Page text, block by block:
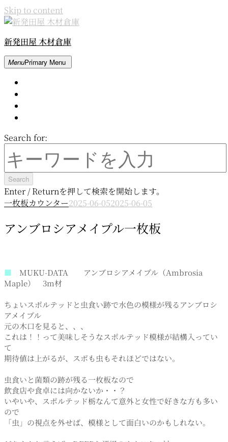
Skip to content
新発田屋 木材倉庫
MenuPrimary Menu
Search for:
Enter / Returnを押して検索を開始します。
一枚板カウンター2025-06-052025-06-05
アンブロシアメイプル一枚板
■ MUKU-DATA アンブロシアメイプル（Ambrosia
Maple） 3m材
ちょいスポルテッドと虫食い跡で水色の模様が残るアンブロシ
アメイプル
元の木口を見ると、、、
これは！！って美味しそうなスポルテッド模様が結構入ってい
て
期待値は上がるが、スポも虫もそれほどではない。
虫食いと菌類の跡が残る一枚板なので
飲食店や食卓には向かないか・・？
いやいや、スポルテッド栃なんて意外と女性で好きな方も多い
ので
「虫」の視点を外せば、模様として面白いのかもしれない。